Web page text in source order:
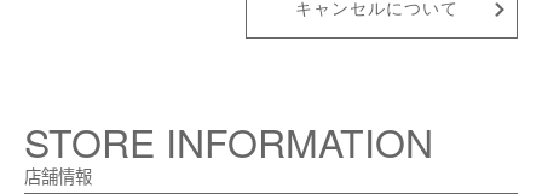
キャンセルについて
STORE INFORMATION
店舗情報